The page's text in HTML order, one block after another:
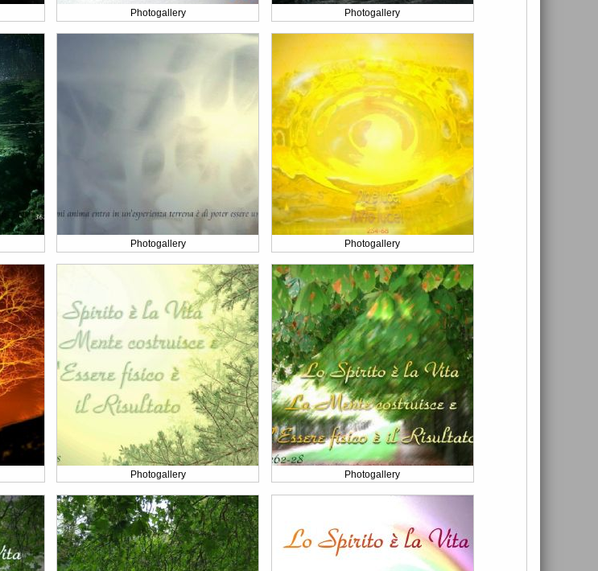
Photogallery Photogallery
Photogallery Photogallery
Photogallery Photogallery